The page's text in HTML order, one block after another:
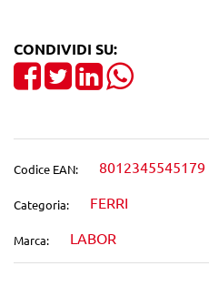
CONDIVIDI SU:
Share on Facebook
TweetShare on
Codice EAN: 8012345545179
Categoria: FERRI
Marca: LABOR